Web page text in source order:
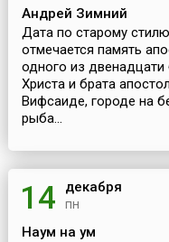
Андрей Зимний
Дата по старому
отмечается память
одного из
Христа и брата
Вифсаиде, городе на
рыба...
14 декабря
пн
Наум на ум